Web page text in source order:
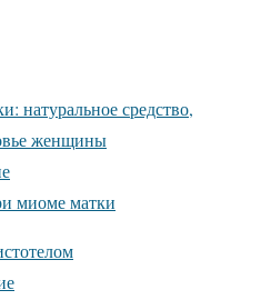
натуральное средство,
женщины
миоме матки